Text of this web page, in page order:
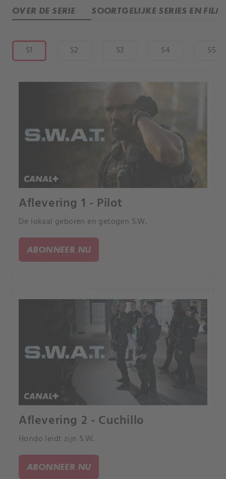
OVER DE SERIE SOORTGELIJKE SERIES EN
S1 S2 S3 S4 S5
Aflevering 1 - Pilot
De lokaal geboren en getogen S.W.
ABONNEER NU
Aflevering 2 - Cuchillo
Hondo leidt zijn S.W.
ABONNEER NU